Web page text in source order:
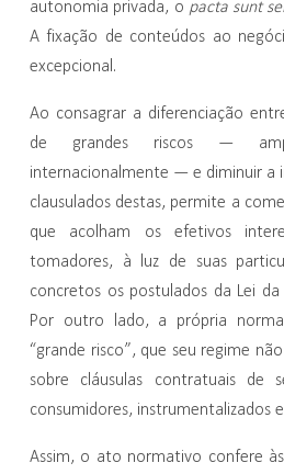
autonomia privada, o pacta sunt
A fixação de conteúdos ao
excepcional.
Ao consagrar a diferenciação
de grandes riscos —
internacionalmente — e diminuir a
clausulados destas, permite a
que acolham os efetivos
tomadores, à luz de suas
concretos os postulados da Lei da
Por outro lado, a própria
“grande risco”, que seu regime
sobre cláusulas contratuais de
consumidores, instrumentalizados
Assim, o ato normativo confere